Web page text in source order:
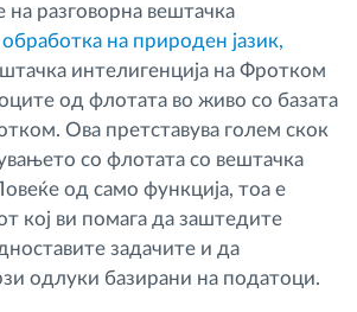
разговорна вештачка
обработка на природен јазик,
интелигенција на Фротком
од флотата во живо со базата
Ова претставува голем скок
со флотата со вештачка
од само функција, тоа е
кој ви помага да заштедите
задачите и да
одлуки базирани на податоци.